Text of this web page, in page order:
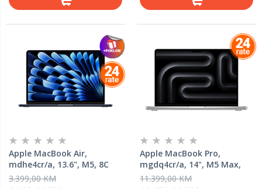
Apple MacBook Air,
mdhe4cr/a, 13.6", M5, 8C
GPU, 16GB RAM, 512GB SSD,
3.399,00 KM
Apple MacBook Pro,
mgdq4cr/a, 14", M5 Max,
32C GPU, 36GB RAM, 2TB
11.399,00 KM